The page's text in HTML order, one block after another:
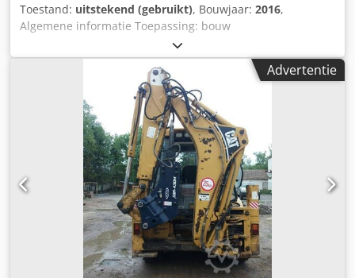
Toestand: uitstekend (gebruikt), Bouwjaar: 2016,
Algemene informatie Toepassing: bouw
Referentienummer: 4 Gewichten Ledig gewicht: 1.300 kg
Functionaliteit Afmetingen laadruimte: 200 x 70 x 60 cm
CE-markering: ja Onderhoud, historie en staat Aantal
vorige eigenaars: 1 Technische staat: zeer goed Optische
staat: zeer goed Aanvullende informatie Geschikt voor de
volgende machines: 17-29 ton Leveringsvoorwaarden: EXW
Werkdruk: 160-180 bar Dsdpevpq Thsfx Abyowa Vereiste
hydraulische doorstroming: 155 l/min Slagfrequentie: 330-
680 Laatste inspectie: 2025-01-02 Productieland: DE
Aanvullende informatie Neem contact op met Ö. Inalkac
voor meer informatie.
Advertentie